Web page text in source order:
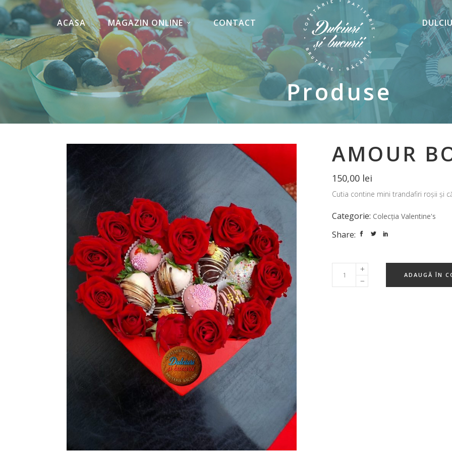
ACASA MAGAZIN ONLINE CONTACT
Produse
AMOUR
150,00 lei
Cutia contine mini trandafiri roșii și
Categorie: Colecția Valentine's
Share:
ADAUGĂ ÎN